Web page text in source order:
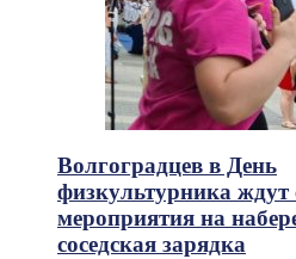
Волгоградцев в День
физкультурника ждут
мероприятия на
соседская зарядка